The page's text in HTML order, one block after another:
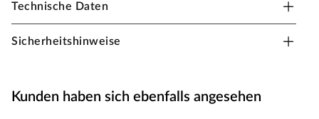
PROCOVER Universal Übergangsprofil z.B. für
Laminat und Parkett
erhältlich
Technische Daten
Sicherheitshinweise
Kunden haben sich ebenfalls angesehen